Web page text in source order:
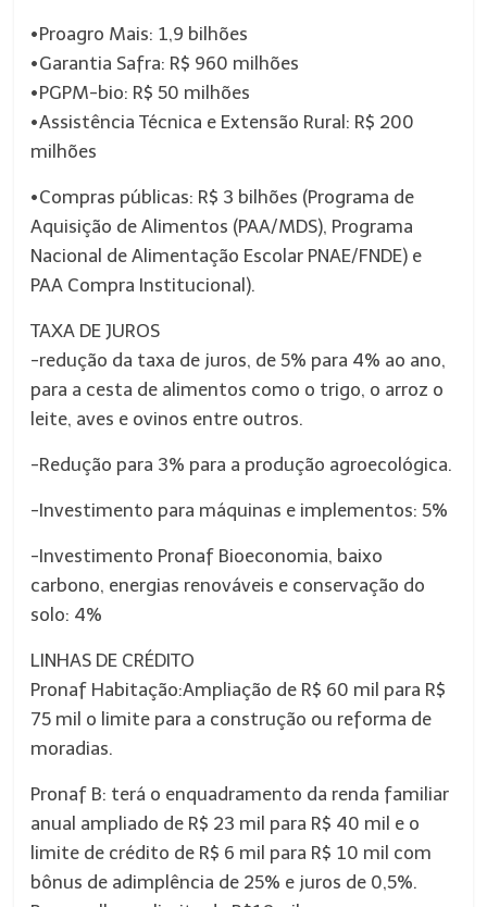
•Proagro Mais: 1,9 bilhões
•Garantia Safra: R$ 960 milhões
•PGPM-bio: R$ 50 milhões
•Assistência Técnica e Extensão Rural: R$ 200
milhões
•Compras públicas: R$ 3 bilhões (Programa de
Aquisição de Alimentos (PAA/MDS), Programa
Nacional de Alimentação Escolar PNAE/FNDE) e
PAA Compra Institucional).
TAXA DE JUROS
-redução da taxa de juros, de 5% para 4% ao ano,
para a cesta de alimentos como o trigo, o arroz o
leite, aves e ovinos entre outros.
-Redução para 3% para a produção agroecológica.
-Investimento para máquinas e implementos: 5%
-Investimento Pronaf Bioeconomia, baixo
carbono, energias renováveis e conservação do
solo: 4%
LINHAS DE CRÉDITO
Pronaf Habitação:Ampliação de R$ 60 mil para R$
75 mil o limite para a construção ou reforma de
moradias.
Pronaf B: terá o enquadramento da renda familiar
anual ampliado de R$ 23 mil para R$ 40 mil e o
limite de crédito de R$ 6 mil para R$ 10 mil com
bônus de adimplência de 25% e juros de 0,5%.